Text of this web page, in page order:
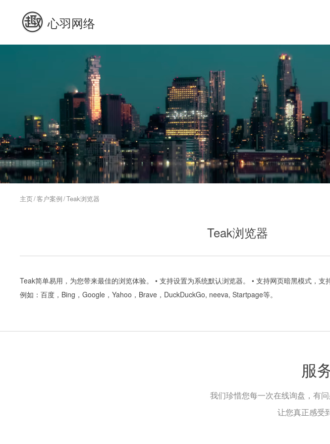
心羽网络
主页/客户案例/Teak浏览器
Teak浏览器
Teak简单易用，为您带来最佳的浏览体验。 • 支持设置为系统默认浏览器。 • 支持网页暗黑模式，支
例如：百度，Bing，Google，Yahoo，Brave，DuckDuckGo, neeva, Startpage等。
服
我们珍惜您每一次在线询盘，有
让您真正感受